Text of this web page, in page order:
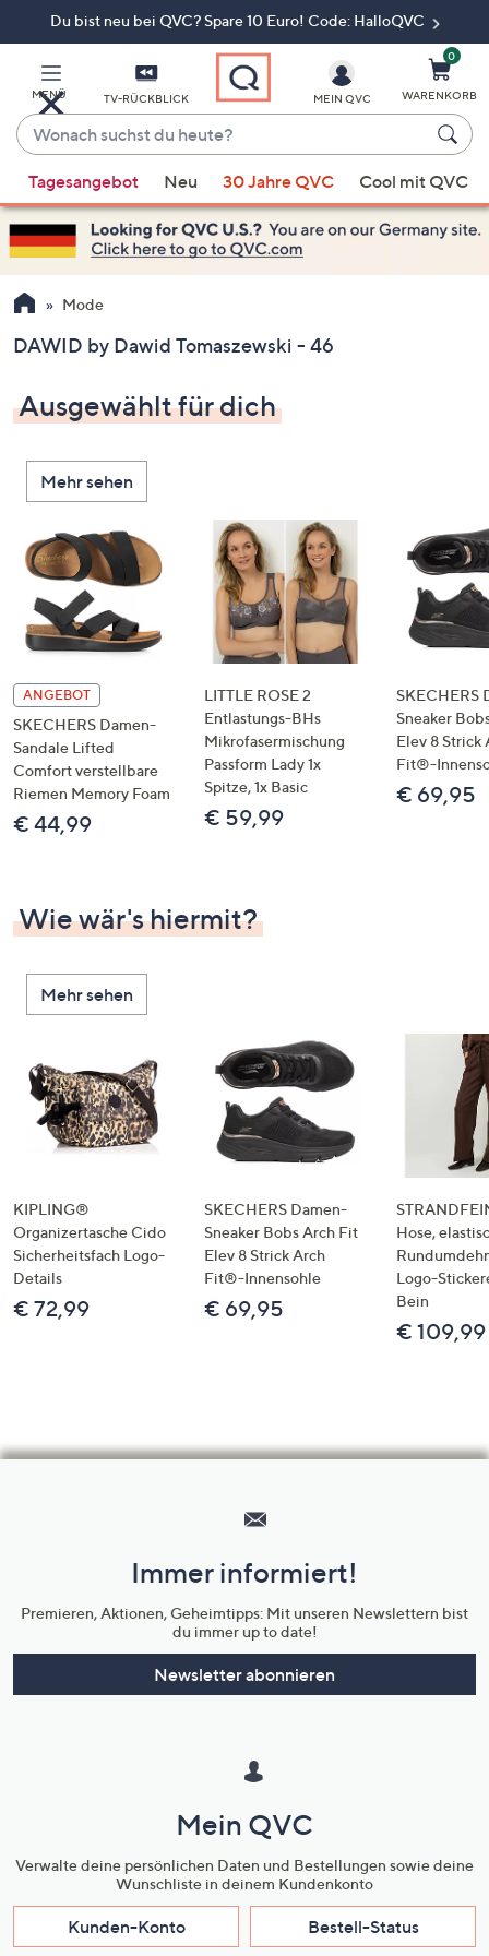
Du bist neu bei QVC? Spare 10 Euro! Code: HalloQVC
MENÜ TV-RÜCKBLICK
Wonach
suchst
du
heute?
Vorschläge
verfügbar
sind,
verwenden
Sie
Pfeiltasten
oben
und
nach
unten
oder
wischen
Sie
Touch-
Geräten
links
bzw.
rechts,
um
diese
anzuzeigen.
MEIN QVC
0
WARENKORB
Tagesangebot Neu 30 Jahre QVC Cool mit QVC
Mode
DAWID by Dawid Tomaszewski - 46
Ausgewählt für dich
Mehr sehen
ANGEBOT
SKECHERS Damen-
Sandale Lifted
Comfort verstellbare
Riemen Memory Foam
€ 44,99
LITTLE ROSE 2
Entlastungs-BHs
Mikrofasermischung
Passform Lady 1x
Spitze, 1x Basic
€ 59,99
SKECHERS
Sneaker
Elev 8 Strick
Fit®-
€ 69,95
Wie wär's hiermit?
Mehr sehen
KIPLING®
Organizertasche Cido
Sicherheitsfach Logo-
Details
€ 72,99
SKECHERS Damen-
Sneaker Bobs Arch Fit
Elev 8 Strick Arch
Fit®-Innensohle
€ 69,95
Hose,
Logo-
Bein
€ 109,99
Unternehmensinformationen
Immer informiert!
Premieren, Aktionen, Geheimtipps: Mit unseren Newslettern bist
du immer up to date!
Newsletter abonnieren
Mein QVC
Verwalte deine persönlichen Daten und Bestellungen sowie deine
Wunschliste in deinem Kundenkonto
Kunden-Konto Bestell-Status